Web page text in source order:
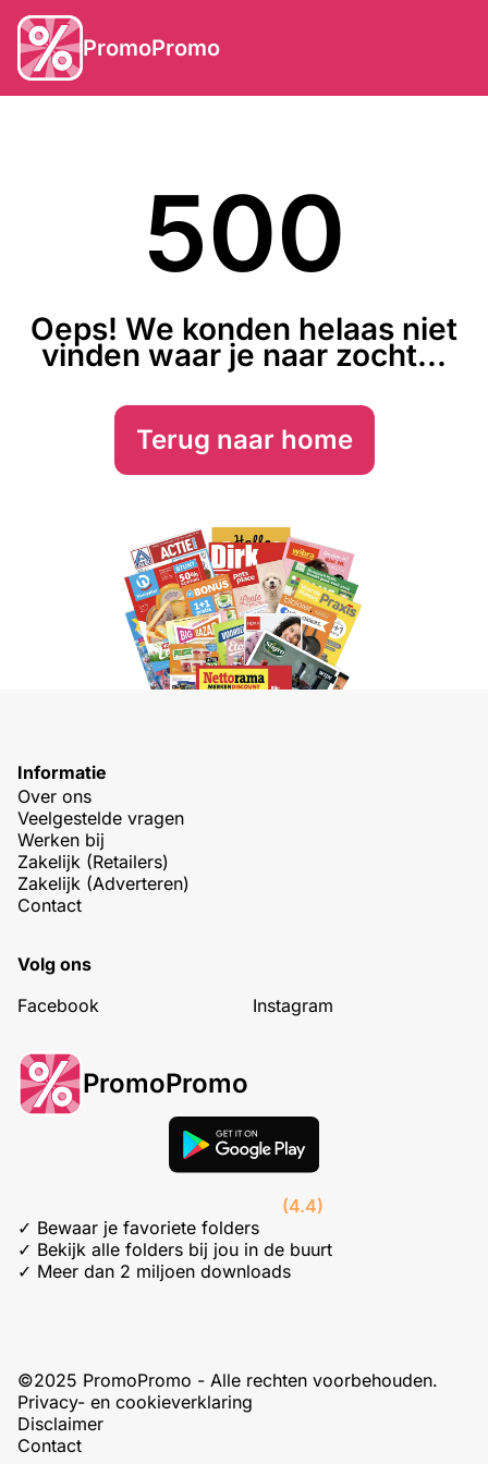
PromoPromo
500
Oeps! We konden helaas niet
vinden waar je naar zocht...
Terug naar home
Informatie
Over ons
Veelgestelde vragen
Werken bij
Zakelijk (Retailers)
Zakelijk (Adverteren)
Contact
Volg ons
Facebook
Instagram
PromoPromo
(4.4)
✓ Bewaar je favoriete folders
✓ Bekijk alle folders bij jou in de buurt
✓ Meer dan 2 miljoen downloads
©2025 PromoPromo - Alle rechten voorbehouden.
Privacy- en cookieverklaring
Disclaimer
Contact